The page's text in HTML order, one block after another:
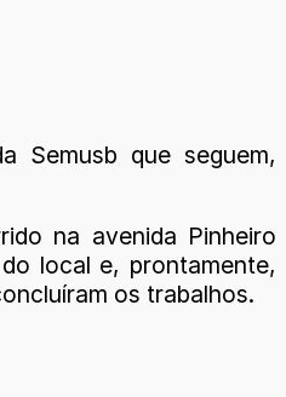
Semusb que seguem,
na avenida Pinheiro
local e, prontamente,
os trabalhos.